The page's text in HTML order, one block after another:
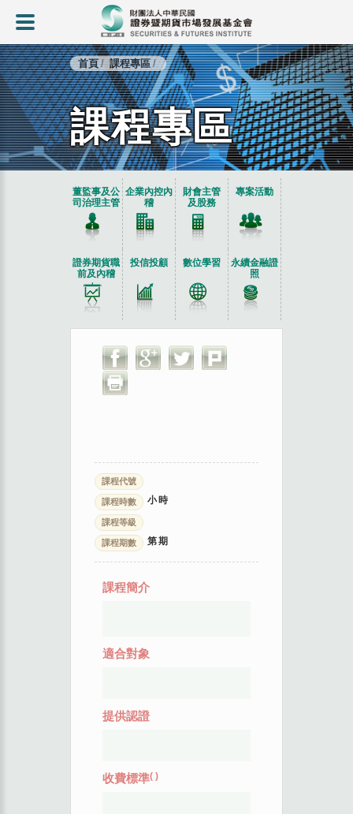
首頁 課程專區
課程專區
董監事及公
司治理主管
企業內控內
稽
財會主管
及股務
專案活動
證券期貨職
前及內稽
投信投顧 數位學習
永續金融證
照
課程代號
課程時數 小時
課程等級
課程期數 第期
課程簡介
適合對象
提供認證
收費標準( )